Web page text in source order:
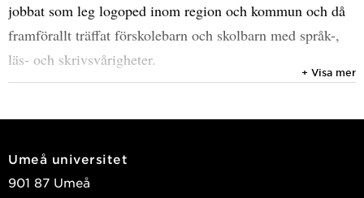
jobbat som leg logoped inom region och kommun och då
framförallt träffat förskolebarn och skolbarn med språk-,
läs- och skrivsvårigheter.
relation till språklig förmåga, skrivförmåga och
med fokus på hur man kan främja avkodning, läsförståelse,
+ Visa mer
Umeå universitet
901 87 Umeå